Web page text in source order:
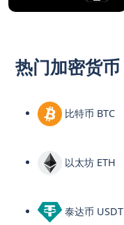
热门加密货币
比特币 BTC
以太坊 ETH
泰达币 USDT